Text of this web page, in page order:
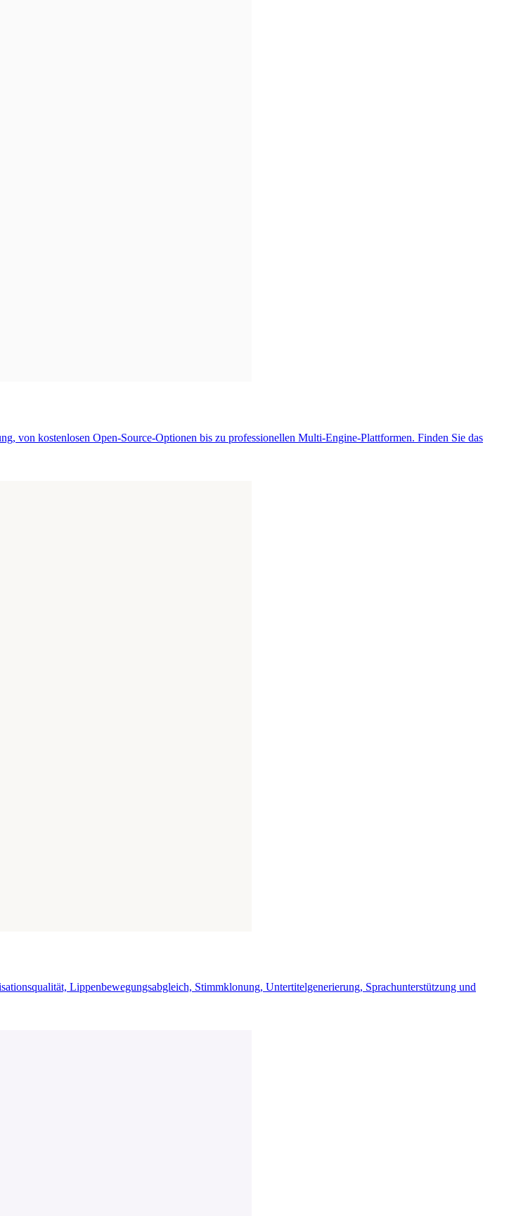
von kostenlosen Open-Source-Optionen bis zu professionellen Multi-Engine-Plattformen. Finden Sie das
Lippenbewegungsabgleich, Stimmklonung, Untertitelgenerierung, Sprachunterstützung und